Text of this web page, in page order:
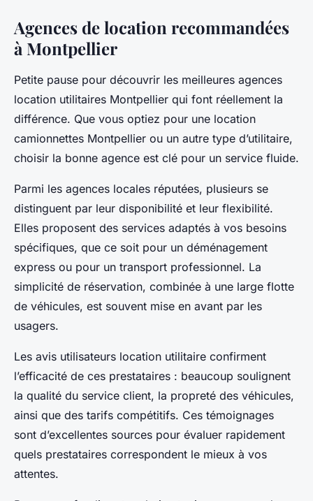
Agences de location recommandées
à Montpellier
Petite pause pour découvrir les meilleures agences
location utilitaires Montpellier qui font réellement la
différence. Que vous optiez pour une location
camionnettes Montpellier ou un autre type d’utilitaire,
choisir la bonne agence est clé pour un service fluide.
Parmi les agences locales réputées, plusieurs se
distinguent par leur disponibilité et leur flexibilité.
Elles proposent des services adaptés à vos besoins
spécifiques, que ce soit pour un déménagement
express ou pour un transport professionnel. La
simplicité de réservation, combinée à une large flotte
de véhicules, est souvent mise en avant par les
usagers.
Les avis utilisateurs location utilitaire confirment
l’efficacité de ces prestataires : beaucoup soulignent
la qualité du service client, la propreté des véhicules,
ainsi que des tarifs compétitifs. Ces témoignages
sont d’excellentes sources pour évaluer rapidement
quels prestataires correspondent le mieux à vos
attentes.